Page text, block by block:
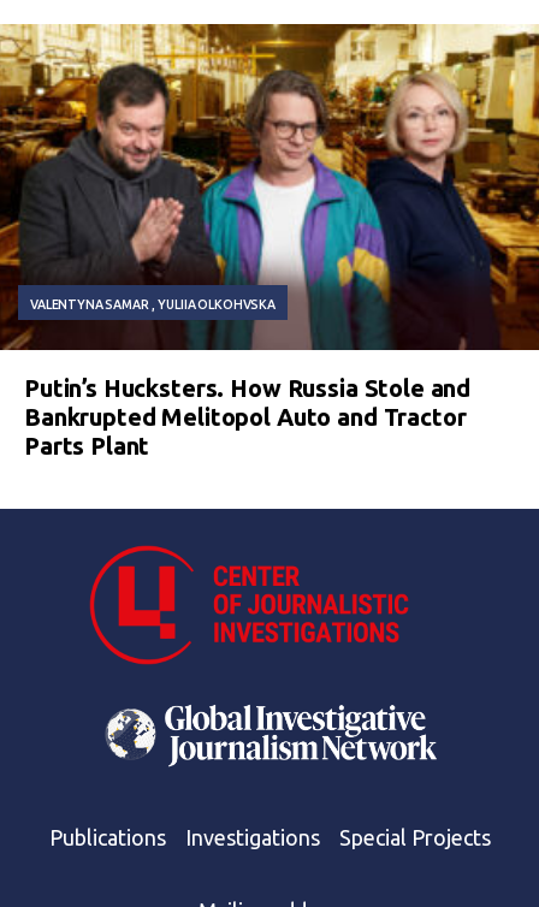
VALENTYNA SAMAR YULIIA OLKOHVSKA
Putin’s Hucksters. How Russia Stole and
Bankrupted Melitopol Auto and Tractor
Parts Plant
Publications Investigations Special Projects